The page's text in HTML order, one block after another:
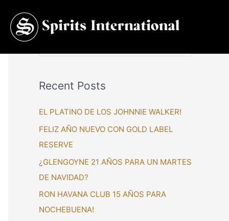
r
c
r
:
Recent Posts
EL PLATINO DE LOS JOHNNIE WALKER!
FELIZ AÑO NUEVO CON GOLD LABEL
RESERVE
¿GLENGOYNE 21 AÑOS PARA UN MARTES
DE NAVIDAD?
RON HAVANA CLUB 15 AÑOS PARA
NOCHEBUENA!